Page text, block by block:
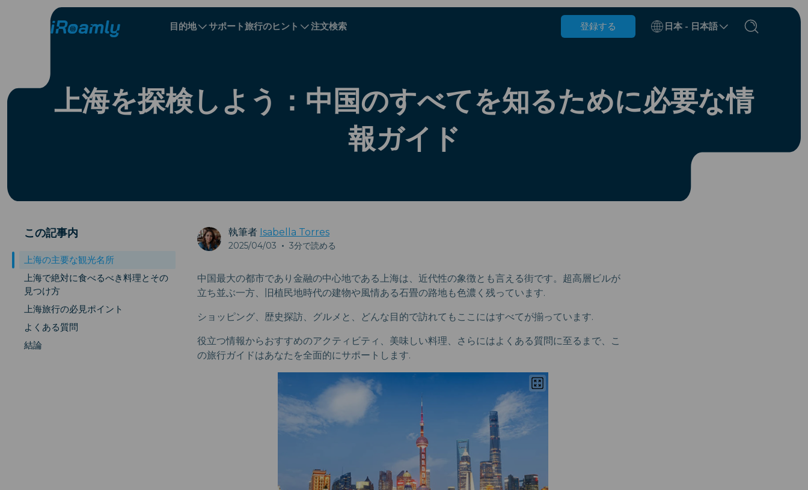
目的地 サポート旅行のヒント 注文検索 登録する 日本 - 日本語
リージョナル eSIM
ブルガリア カンボジア カナダ チリ 中国
クロアチア キプロス
エクアドル
上海を探検しよう：中国のすべてを知るために必要な情
報ガイド
この記事内
上海の主要な観光名所
上海で絶対に食べるべき料理とその
見つけ方
上海旅行の必見ポイント
よくある質問
結論
執筆者 Isabella Torres
2025/04/03 • 3分で読める
中国最大の都市であり金融の中心地である上海は、近代性の象徴とも言える街です。超高層ビルが
立ち並ぶ一方、旧植民地時代の建物や風情ある石畳の路地も色濃く残っています.
ショッピング、歴史探訪、グルメと、どんな目的で訪れてもここにはすべてが揃っています.
役立つ情報からおすすめのアクティビティ、美味しい料理、さらにはよくある質問に至るまで、こ
の旅行ガイドはあなたを全面的にサポートします.